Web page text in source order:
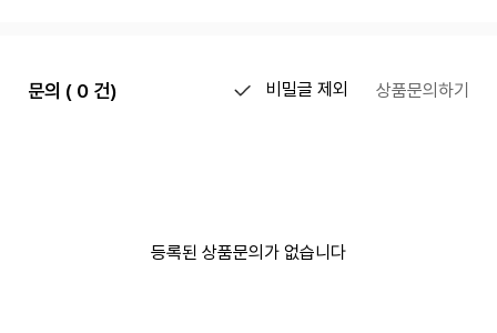
문의 ( 0 건) 비밀글 제외 상품문의하기
등록된 상품문의가 없습니다